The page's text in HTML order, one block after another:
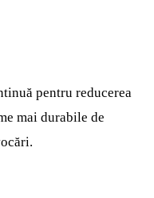
pentru reducerea
mai durabile de